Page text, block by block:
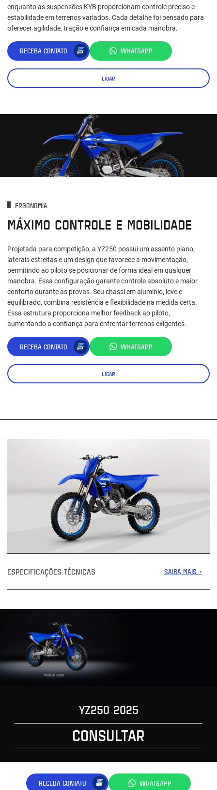
enquanto as suspensões KYB proporcionam controle preciso e
estabilidade em terrenos variados. Cada detalhe foi pensado para
oferecer agilidade, tração e confiança em cada manobra.
RECEBA CONTATO WHATSAPP
LIGAR
ERGONOMIA
MÁXIMO CONTROLE E MOBILIDADE
Projetada para competição, a YZ250 possui um assento plano,
laterais estreitas e um design que favorece a movimentação,
permitindo ao piloto se posicionar de forma ideal em qualquer
manobra. Essa configuração garante controle absoluto e maior
conforto durante as provas. Seu chassi em alumínio, leve e
equilibrado, combina resistência e flexibilidade na medida certa.
Essa estrutura proporciona melhor feedback ao piloto,
aumentando a confiança para enfrentar terrenos exigentes.
RECEBA CONTATO WHATSAPP
LIGAR
ESPECIFICAÇÕES TÉCNICAS SAIBA MAIS +
YZ250 2025
CONSULTAR
RECEBA CONTATO WHATSAPP